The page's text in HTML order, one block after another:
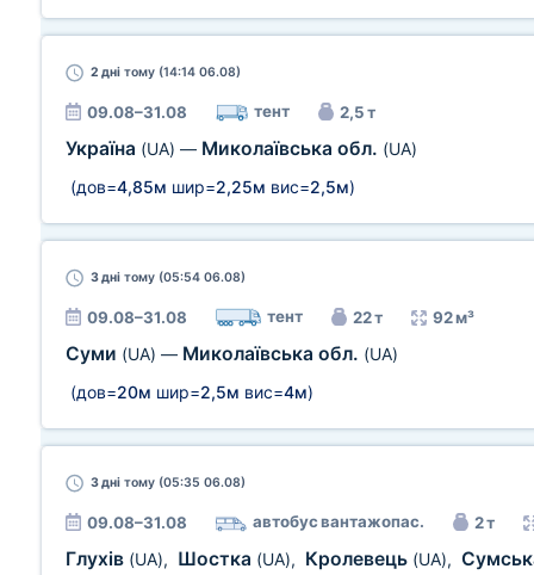
2 дні тому (14:14 06.08)
09.08–31.08 тент 2,5 т
Україна (UA) — Миколаївська обл. (UA)
(дов=4,85м шир=2,25м вис=2,5м)
3 дні тому (05:54 06.08)
09.08–31.08 тент 22 т 92 м³
Суми (UA) — Миколаївська обл. (UA)
(дов=20м шир=2,5м вис=4м)
3 дні тому (05:35 06.08)
09.08–31.08 автобус вантажопас. 2 т
Глухів (UA), Шостка (UA), Кролевець (UA),